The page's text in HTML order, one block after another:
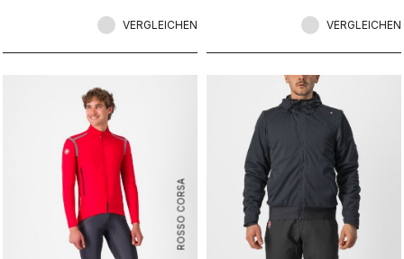
VERGLEICHEN VERGLEICHEN
ROSSO CORSA